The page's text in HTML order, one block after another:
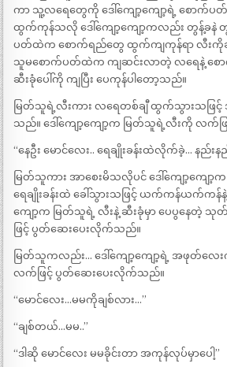
ကာ သူ့လရေတွေကို ဒေါ်ကျော့ကျော့ရဲ့ စောက်ပ
ထွက်ကုန်သလို ဒေါ်ကျော့ကျော့ကလည်း တွန့်ခနဲ တွန့်
ပတ်ထဲက စောက်ရည်တွေ ထွက်ကျကုန်ရာ လီးကို
သူမစောက်ပတ်ထဲက ကျဆင်းလာတဲ့ လရေနဲ့ စေ
ဆီးခုံပေါ်ကို ကျပြီး ပေကုန်ပါတော့သည်။
မြတ်သူရဲ့လီးကား လရေတစ်ချီ ထွက်သွားသဖြင့်
သည်။ ဒေါ်ကျော့ကျော့က မြတ်သူရဲ့လီးကို လ
“နေဦး မောင်လေး.. ရေချိုးခန်းထဲလိုက်ခဲ့… နည်း
မြတ်သူကား အာစေးမိသလိုပင် ဒေါ်ကျော့ကျေ
ရေချိုးခန်းထဲ ခေါ်သွားသဖြင့် ယက်ကန်ယက်ကန်နဲ့
ကျော့က မြတ်သူရဲ့ လီးနဲ့ ဆီးခုံမှာ ပေပွနေတဲ့ သု
ဖြင့် ပွတ်ဆေးပေးလိုက်သည်။
မြတ်သူကလည်း… ဒေါ်ကျော့ကျော့ရဲ့ အဖုတ်လေးကို
လက်ဖြင့် ပွတ်ဆေးပေးလိုက်သည်။
“မောင်လေး…မမကိုချစ်လား…”
“ချစ်တယ်…မမ..”
“ဒါဆို မောင်လေး မမခိုင်းတာ အကုန်လုပ်မှာပေါ့”